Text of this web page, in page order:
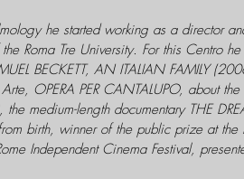
he started working as a director
Roma Tre University. For this Centro
BECKETT, AN ITALIAN FAMILY
OPERA PER CANTALUPO, about
the medium-length documentary THE
birth, winner of the public prize at
Independent Cinema Festival,